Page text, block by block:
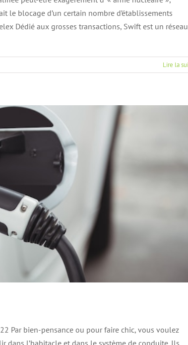
le blocage d’un certain nombre d’établissements
Dédié aux grosses transactions, Swift est un réseau
Lire la
les GAFAM ?
Par bien-pensance ou pour faire chic, vous voulez
dans l’habitacle et dans le système de conduite. Ils